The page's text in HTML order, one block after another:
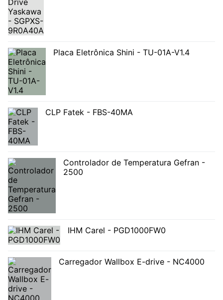
Placa Eletrônica Shini - TU-01A-V1.4
CLP Fatek - FBS-40MA
Controlador de Temperatura Gefran -
2500
IHM Carel - PGD1000FW0
Carregador Wallbox E-drive - NC4000